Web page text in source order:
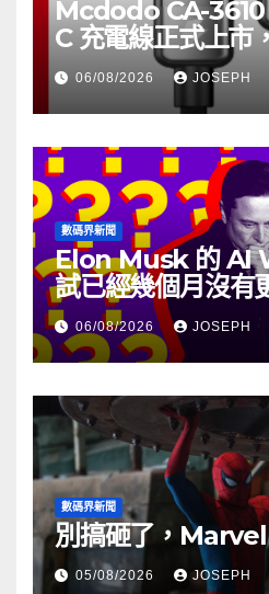
Mcdodo CA-
C 充電線正式上市
06/08/2026 JOSEPH
數碼界新聞
Elon Musk 的 AI
試已經幾個月沒有
06/08/2026 JOSEPH
數碼界新聞
別搞砸了，Marvel
05/08/2026 JOSEPH